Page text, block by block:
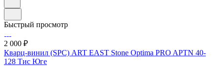
Быстрый просмотр
2 000 ₽
Кварц-винил (SPC) ART EAST Stone Optima PRO APTN 40-
128 Тис Юге